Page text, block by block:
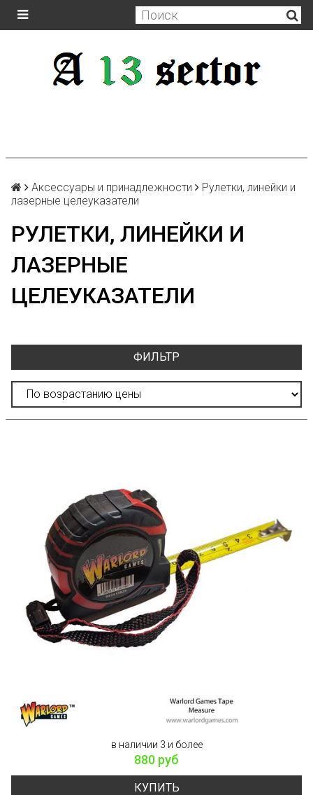
Аксессуары и принадлежности
Рулетки, линейки и
лазерные целеуказатели
РУЛЕТКИ, ЛИНЕЙКИ И
ЛАЗЕРНЫЕ
ЦЕЛЕУКАЗАТЕЛИ
ФИЛЬТР
в наличии 3 и более
880 руб
КУПИТЬ